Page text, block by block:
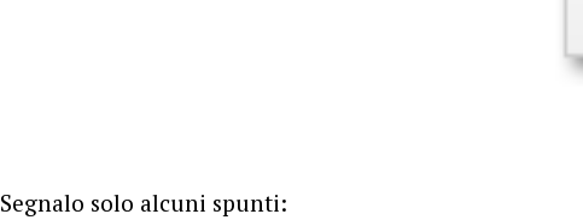
Segnalo solo alcuni spunti: